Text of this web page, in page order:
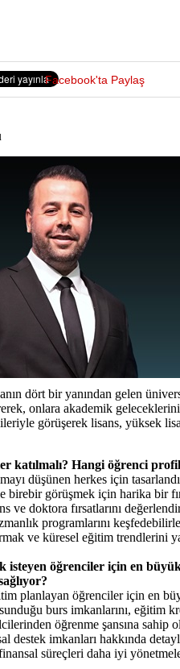
Facebook'ta Paylaş
dört bir yanından gelen
onlara akademik
görüşerek lisans, yüksek
katılmalı? Hangi öğrenci
düşünen herkes için
birebir görüşmek için harika bir
ve doktora fırsatlarını
programlarını
ve küresel eğitim trendlerini
isteyen öğrenciler için en
planlayan öğrenciler için en
burs imkanlarını, eğitim
öğrenme şansına sahip
destek imkanları hakkında
süreçleri daha iyi